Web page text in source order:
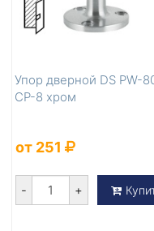
Упор дверной DS PW-
CP-8 хром
от 251
- +